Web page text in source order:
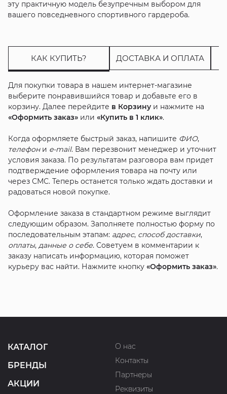
эту практичную модель безупречным выбором для
вашего повседневного спортивного гардероба.
КАК КУПИТЬ? ДОСТАВКА И ОПЛАТА
Для покупки товара в нашем интернет-магазине
выберите понравившийся товар и добавьте его в
корзину. Далее перейдите в Корзинуи нажмите на
«Оформить заказ»или «Купить в 1 клик».
Когда оформляете быстрый заказ, напишите ФИО,
телефони e-mail. Вам перезвонит менеджер и уточнит
условия заказа. По результатам разговора вам придет
подтверждение оформления товара на почту или
через СМС. Теперь останется только ждать доставки и
радоваться новой покупке.
Оформление заказа в стандартном режиме выглядит
следующим образом. Заполняете полностью форму по
последовательным этапам: адрес, способ доставки,
оплаты, данные о себе. Советуем в комментарии к
заказу написать информацию, которая поможет
курьеру вас найти. Нажмите кнопку «Оформить заказ».
КАТАЛОГ
БРЕНДЫ
АКЦИИ
О нас
Контакты
Партнеры
Реквизиты